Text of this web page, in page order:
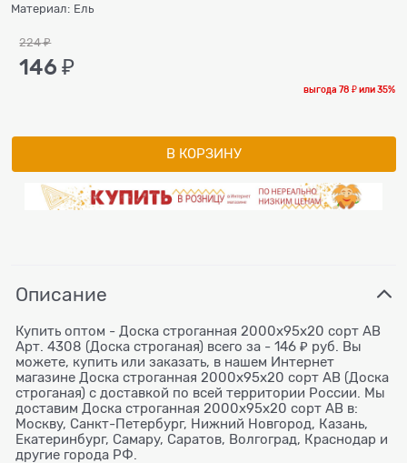
Материал: Ель
224 ₽
146 ₽
выгода78 ₽или35%
В КОРЗИНУ
Описание
Купить оптом - Доска строганная 2000x95x20 сорт АВ
Арт. 4308 (Доска строганая) всего за - 146 ₽ руб. Вы
можете, купить или заказать, в нашем Интернет
магазине Доска строганная 2000x95x20 сорт АВ (Доска
строганая) с доставкой по всей территории России. Мы
доставим Доска строганная 2000x95x20 сорт АВ в:
Москву, Санкт-Петербург, Нижний Новгород, Казань,
Екатеринбург, Самару, Саратов, Волгоград, Краснодар и
другие города РФ.